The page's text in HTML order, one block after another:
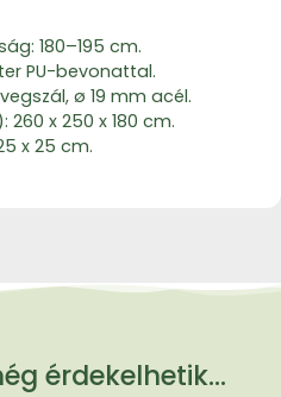
180–195 cm.
PU-bevonattal.
ø 19 mm acél.
260 x 250 x 180 cm.
x 25 cm.
érdekelhetik...